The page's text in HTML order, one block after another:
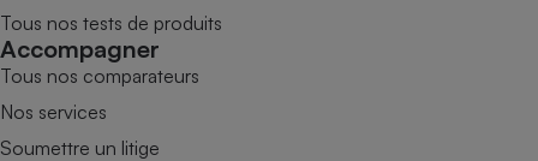
Tous nos tests de produits
Accompagner
Tous nos comparateurs
Nos services
Soumettre un litige